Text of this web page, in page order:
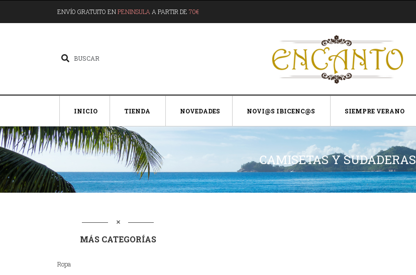
ENVÍO GRATUITO ENPENINSULA A PARTIR DE 70€
INICIO TIENDA NOVEDADES NOVI@S IBICENC@S SIEMPRE VERANO
CAMISETAS Y SUDADERAS
MÁS CATEGORÍAS
Ropa